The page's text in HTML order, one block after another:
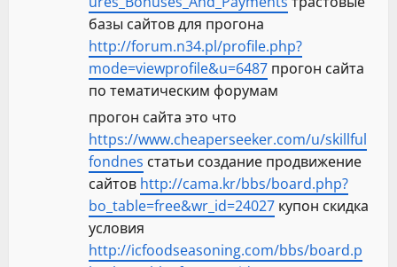
базы сайтов для прогона
http://forum.n34.pl/profile.php?
mode=viewprofile&u=6487 прогон сайта
по тематическим форумам
прогон сайта это что
https://www.cheaperseeker.com/u/skillful
fondnes статьи создание продвижение
сайтов http://cama.kr/bbs/board.php?
bo_table=free&wr_id=24027 купон скидка
условия
http://icfoodseasoning.com/bbs/board.p